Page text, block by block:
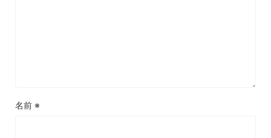
名前 ※